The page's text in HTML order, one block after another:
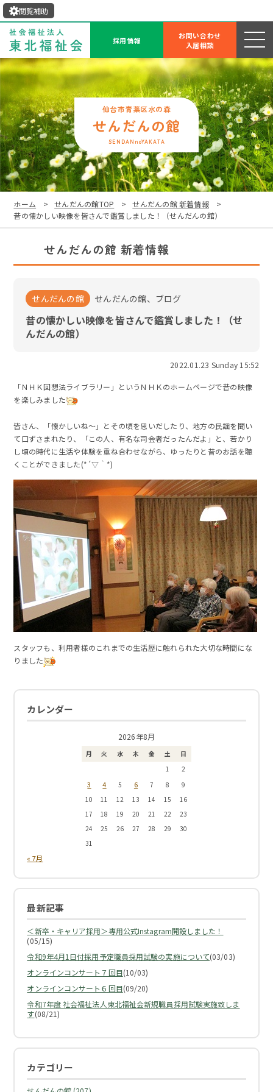
閲覧補助
採用情報
お問い合わせ
入居相談
せんだんの館
SENDANnoYAKATA
ホーム せんだんの館TOP
せんだんの館 新着情報
昔の懐かしい映像を皆さんで鑑賞しました！（せんだんの館）
せんだんの館 新着情報
せんだんの館 せんだんの館、ブログ
昔の懐かしい映像を皆さんで鑑賞しました！（せ
んだんの館）
2022.01.23 Sunday 15:52
「ＮＨＫ回想法ライブラリー」というＮＨＫのホームページで昔の映像
を楽しみました
皆さん、「懐かしいね～」とその頃を思いだしたり、地方の民謡を聞い
て口ずさまれたり、「この人、有名な司会者だったんだよ」と、若かり
し頃の時代に生活や体験を重ね合わせながら、ゆったりと昔のお話を聴
くことができました(*´▽｀*)
スタッフも、利用者様のこれまでの生活歴に触れられた大切な時間にな
りました
カレンダー
2026年8月
月 火 水 木 金 土
日
1
2
3 4 5 6 7 8
9
10
11 12 13 14 15
16
17
18 19 20 21 22
23
24
25 26 27 28 29
30
31
« 7月
最新記事
＜新卒・キャリア採用＞専用公式Instagram開設しました！
(05/15)
令和9年4月1日付採用予定職員採用試験の実施について(03/03)
オンラインコンサート７回目(10/03)
オンラインコンサート６回目(09/20)
令和7年度 社会福祉法人東北福祉会新規職員採用試験実施致しま
す(08/21)
カテゴリー